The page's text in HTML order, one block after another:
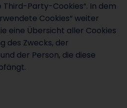
Party-Cookies“. In dem
Cookies“ weiter
eine Übersicht aller Cookies
des Zwecks, der
der Person, die diese